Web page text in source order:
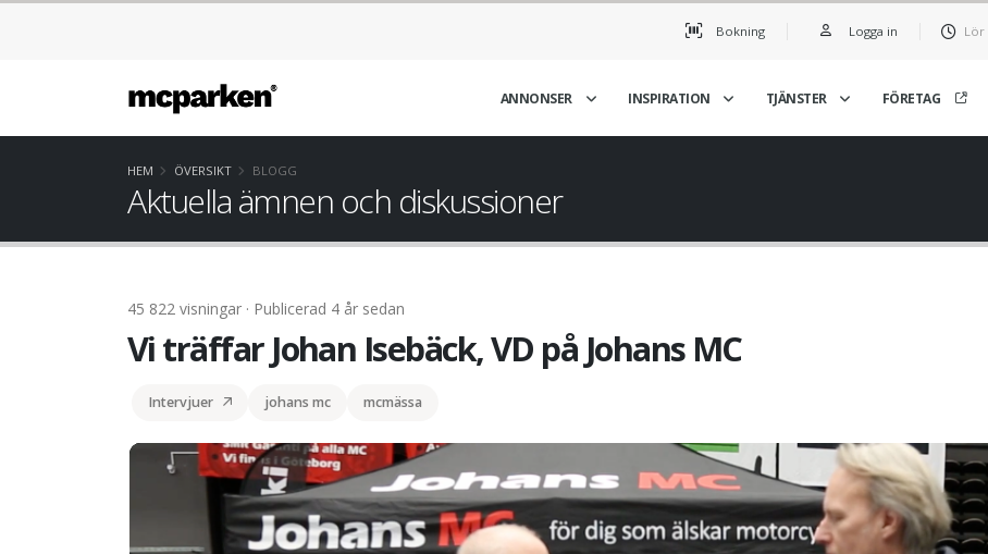
Bokning Logga in Lör
ANNONSER INSPIRATION TJÄNSTER FÖRETAG
HEM ÖVERSIKT BLOGG
Aktuella ämnen och diskussioner
45 822 visningar · Publicerad 4 år sedan
Vi träffar Johan Isebäck, VD på Johans MC
Intervjuer johans mc mcmässa
Johan Isebäck, VD på Johans MC
Johan Isebäck, VD på
MC
Här får vi möjlighet att prata
med Johan, grundare
tillsammans me
Royal Enfield Interceptor